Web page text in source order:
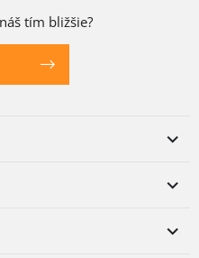
tím bližšie?